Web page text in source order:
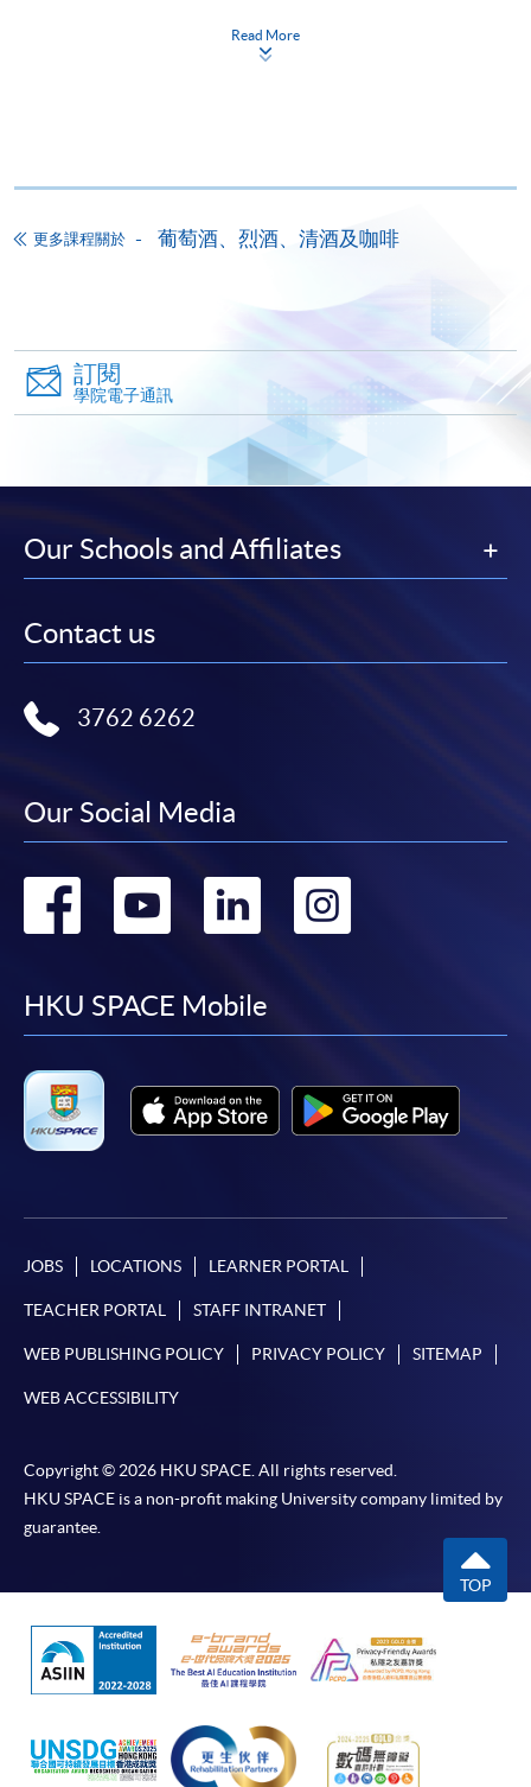
報讀同一學歷頒授課程內其他單元
個別課程為須報讀同一學歷頒授課程及其他單元或繳
交下期學費的學員，提供網上服務，如學員就讀的課
程設有此服務，課程負責人會通知學員有關程序。
網上支付可通過「繳費靈」(PPS) (不適用於手機)、
繳付學費。
親身報名/郵遞
報讀新課程
凡以「先到先得」為取錄方式的課程，請填妥
下載報名表SF26]
表可向報名中心或有關課程負責人索取。填妥申請
表格後，請連同報名費/學費以及所需證明文件親
往報名中心或以郵遞方式遞交。
報讀同一學歷頒授課程內其他單元
​學院為學歷頒授課程特設「註冊及學費通知」，適
用於一般學歷頒授課程。
課程負責人會為學員送上「註冊及學費通知」
(「通知」)，請填妥有關「通知」，並親往報名中
心或以郵遞方式，遞交「通知」及繳交所需費用。
何疑問，請詳閱個別課程資料，或聯絡有關課程負責
人或報名中心。
選用網上報名服務必須在已接駁互聯網及支援
JavaScript程式瀏覽器的電腦上進行。建議選用
Google Chrome瀏覽器。
申請人不應閒置申請超過10分鐘。否則，申請人
必須重新開始整個申請程序。
網上報名只支援「提早報讀優惠」。如需享用其他
Read More
更多課程關於 葡萄酒、烈酒、清酒及咖啡
訂閱
學院電子通訊
Our Schools and Affiliates
Contact us
3762 6262
Our Social Media
Go
facebook
Go
youtube
Go
linkedin
HKU SPACE Mobile
JOBS LOCATIONS LEARNER PORTAL
TEACHER PORTAL STAFF INTRANET
WEB PUBLISHING POLICY PRIVACY POLICY SITEMAP
WEB ACCESSIBILITY
Copyright © 2026 HKU SPACE. All rights reserved.
HKU SPACE is a non-profit making University company limited by
guarantee.
TOP